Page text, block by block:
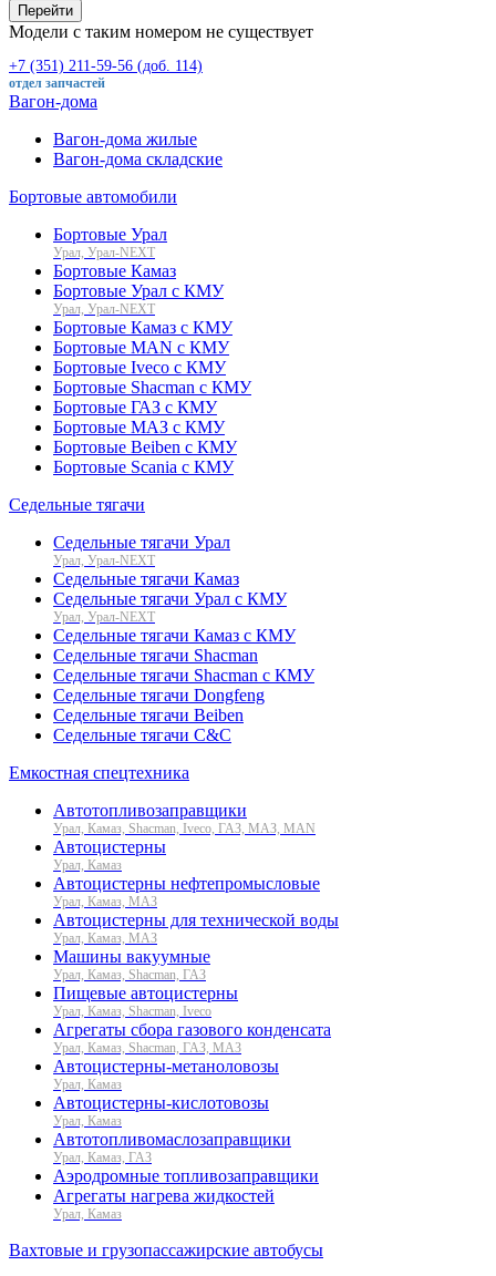
Перейти
Модели с таким номером не существует
+7 (351) 211-59-56 (доб. 114)
отдел запчастей
Вагон-дома
Вагон-дома жилые
Вагон-дома складские
Бортовые автомобили
Бортовые Урал
Урал, Урал-NEXT
Бортовые Камаз
Бортовые Урал с КМУ
Урал, Урал-NEXT
Бортовые Камаз с КМУ
Бортовые MAN с КМУ
Бортовые Iveco с КМУ
Бортовые Shacman с КМУ
Бортовые ГАЗ с КМУ
Бортовые МАЗ с КМУ
Бортовые Beiben с КМУ
Бортовые Scania с КМУ
Седельные тягачи
Седельные тягачи Урал
Урал, Урал-NEXT
Седельные тягачи Камаз
Седельные тягачи Урал с КМУ
Урал, Урал-NEXT
Седельные тягачи Камаз с КМУ
Седельные тягачи Shacman
Седельные тягачи Shacman с КМУ
Седельные тягачи Dongfeng
Седельные тягачи Beiben
Седельные тягачи C&C
Емкостная спецтехника
Автотопливозаправщики
Урал, Камаз, Shacman, Iveco, ГАЗ, МАЗ, MAN
Автоцистерны
Урал, Камаз
Автоцистерны нефтепромысловые
Урал, Камаз, МАЗ
Автоцистерны для технической воды
Урал, Камаз, МАЗ
Машины вакуумные
Урал, Камаз, Shacman, ГАЗ
Пищевые автоцистерны
Урал, Камаз, Shacman, Iveco
Агрегаты сбора газового конденсата
Урал, Камаз, Shacman, ГАЗ, МАЗ
Автоцистерны-метаноловозы
Урал, Камаз
Автоцистерны-кислотовозы
Урал, Камаз
Автотопливомаслозаправщики
Урал, Камаз, ГАЗ
Аэродромные топливозаправщики
Агрегаты нагрева жидкостей
Урал, Камаз
Вахтовые и грузопассажирские автобусы